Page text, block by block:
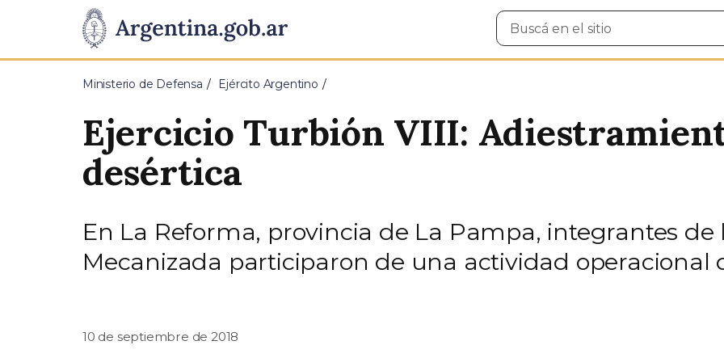
Presidencia
de
Pasar al contenido principal
Buscar
en
Ministerio de Defensa Ejército Argentino
Ejercicio Turbión VIII:
desértica
En La Reforma, provincia de La Pampa, integrantes
Mecanizada participaron de una actividad operacional
10 de septiembre de 2018